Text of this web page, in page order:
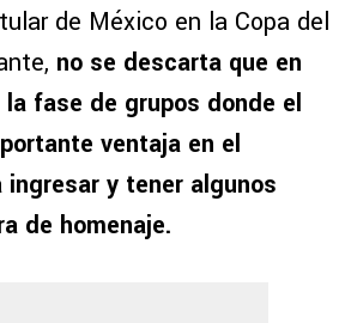
de México en la Copa del
no se descarta que en
fase de grupos donde el
ventaja en el
ingresar y tener algunos
de homenaje.